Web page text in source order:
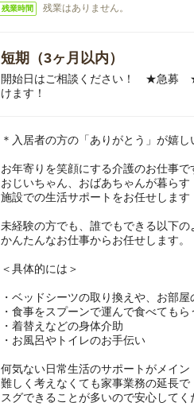
残業時間 残業はありません。
短期（3ヶ月以内）
開始日はご相談ください！ ★急募
けます！
＊入居者の方の「ありがとう」が嬉し
お年寄りを笑顔にする介護のお仕事で
おじいちゃん、おばあちゃんが暮らす
施設での生活サポートをお任せします
未経験の方でも、誰でもできる以下の
かんたんなお仕事からお任せします。
＜具体的には＞
・ベッドシーツの取り換えや、お部屋
・食事をスプーンで運んで食べてもら
・着替えなどの身体介助
・お風呂やトイレのお手伝い
何気ない日常生活のサポートがメイン
難しく考えなくても家事業務の延長で
スグできることが多いので安心してく